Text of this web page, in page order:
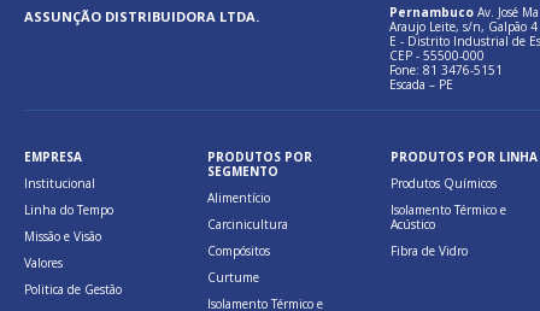
ASSUNÇÃO DISTRIBUIDORA LTDA. Pernambuco Av. José
Araujo Leite, s/n, Galpão 4
E - Distrito Industrial de
CEP - 55500-000
Fone: 81 3476-5151
Escada – PE
EMPRESA
Institucional
Linha do Tempo
Missão e Visão
Valores
Politica de Gestão
PRODUTOS POR
SEGMENTO
Alimentício
Carcinicultura
Compósitos
Curtume
Isolamento Térmico e
PRODUTOS POR LINHA
Produtos Químicos
Isolamento Térmico e
Acústico
Fibra de Vidro